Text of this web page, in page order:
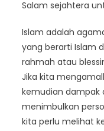
Salam sejahtera
Islam adalah
yang berarti Islam
rahmah atau
Jika kita
kemudian dampak
menimbulkan
kita perlu melihat